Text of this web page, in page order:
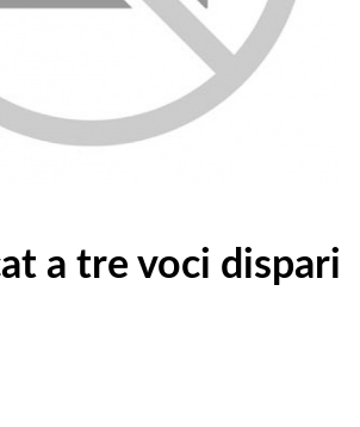
a tre voci dispari